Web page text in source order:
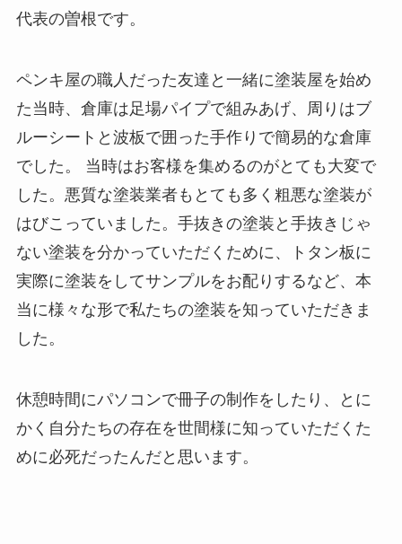
代表の曽根です。
ペンキ屋の職人だった友達と一緒に塗装屋を始め
た当時、倉庫は足場パイプで組みあげ、周りはブ
ルーシートと波板で囲った手作りで簡易的な倉庫
でした。 当時はお客様を集めるのがとても大変で
した。悪質な塗装業者もとても多く粗悪な塗装が
はびこっていました。手抜きの塗装と手抜きじゃ
ない塗装を分かっていただくために、トタン板に
実際に塗装をしてサンプルをお配りするなど、本
当に様々な形で私たちの塗装を知っていただきま
した。
休憩時間にパソコンで冊子の制作をしたり、とに
かく自分たちの存在を世間様に知っていただくた
めに必死だったんだと思います。